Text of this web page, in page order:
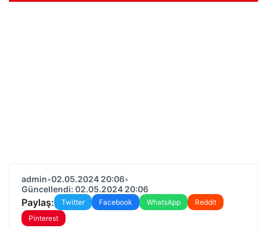
admin•02.05.2024 20:06•
Güncellendi: 02.05.2024 20:06
Paylaş: Twitter Facebook WhatsApp
Reddit
Pinterest